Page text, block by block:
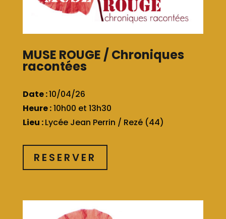
MUSE ROUGE / Chroniques
racontées
Date :10/04/26
Heure :10h00 et 13h30
Lieu :Lycée Jean Perrin / Rezé (44)
RESERVER